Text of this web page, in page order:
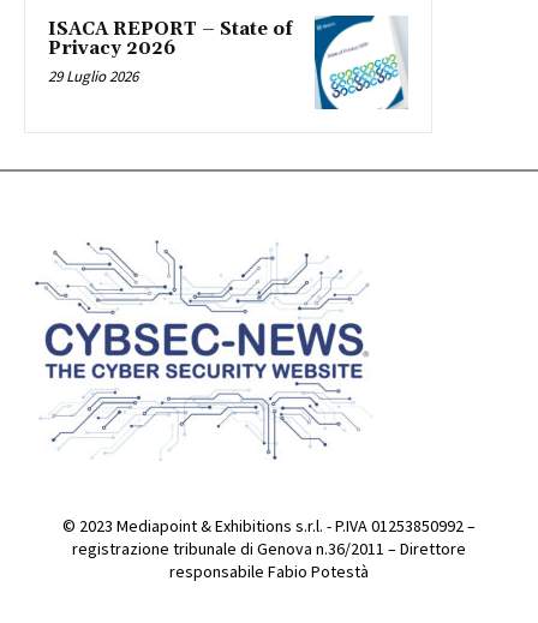
ISACA REPORT – State of
Privacy 2026
29 Luglio 2026
© 2023 Mediapoint & Exhibitions s.r.l. - P.IVA 01253850992 –
registrazione tribunale di Genova n.36/2011 – Direttore
responsabile Fabio Potestà